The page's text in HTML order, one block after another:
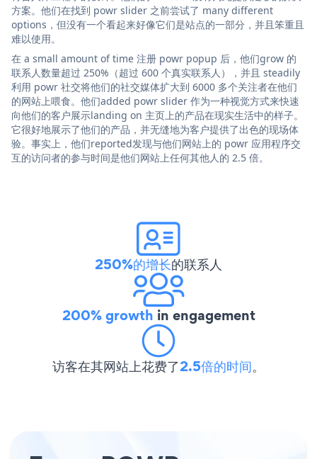
方案。他们在找到 powr slider 之前尝试了 many different
options，但没有一个看起来好像它们是站点的一部分，并且笨重且
难以使用。
在 a small amount of time 注册 powr popup 后，他们grow 的
联系人数量超过 250%（超过 600 个真实联系人），并且 steadily
利用 powr 社交将他们的社交媒体扩大到 6000 多个关注者在他们
的网站上喂食。他们added powr slider 作为一种视觉方式来快速
向他们的客户展示landing on 主页上的产品在现实生活中的样子。
它很好地展示了他们的产品，并无缝地为客户提供了出色的现场体
验。事实上，他们reported发现与他们网站上的 powr 应用程序交
互的访问者的参与时间是他们网站上任何其他人的 2.5 倍。
250%的增长的联系人
200% growth in engagement
访客在其网站上花费了2.5倍的时间。